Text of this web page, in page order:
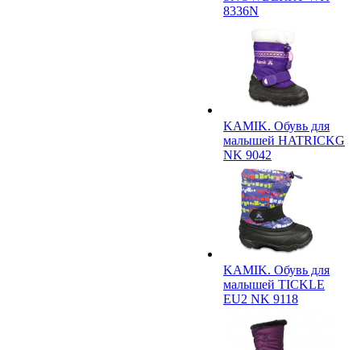
8336N
KAMIK. Обувь для
малышей HATRICKG
NK 9042
KAMIK. Обувь для
малышей TICKLE
EU2 NK 9118